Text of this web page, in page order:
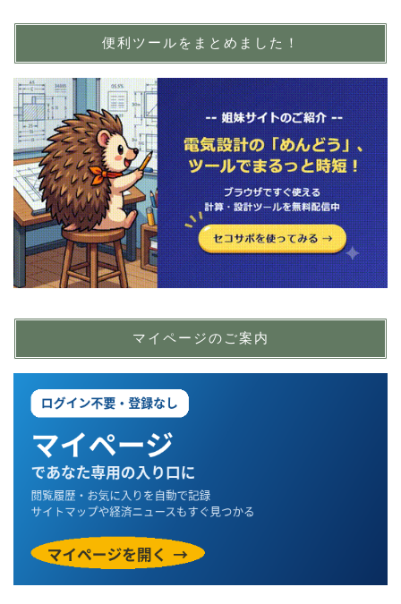
便利ツールをまとめました！
マイページのご案内